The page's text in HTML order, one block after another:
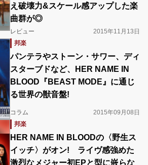
え破壊力&スケール感アップした楽
曲群が◎
レビュー
2015年11月13日
邦楽
パンテラやストーン・サワー、ディ
スターブドなど、HER NAME IN
BLOOD『BEAST MODE』に通じ
る世界の獣音盤!
コラム
2015年09月08日
邦楽
HER NAME IN BLOODの〈野生ス
イッチ〉がオン! ライヴ感強めた
激烈なメジャー初EPと型に嵌らな